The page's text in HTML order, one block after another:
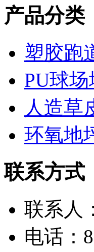
产品分类
塑胶跑
PU球场
人造草
环氧地
联系方式
联系人
电话：